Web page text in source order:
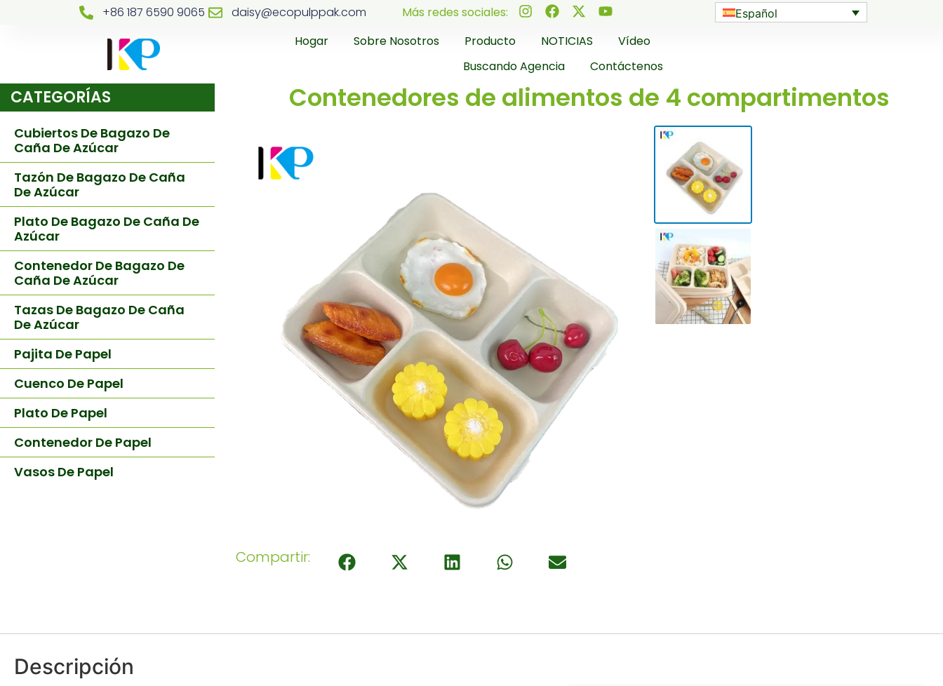
+86 187 6590 9065 daisy@ecopulppak.com Más redes sociales: Español
Hogar Sobre Nosotros Producto NOTICIAS
Vídeo
Buscando Agencia
Contáctenos
CATEGORÍAS
Cubiertos De Bagazo De
Caña De Azúcar
Tazón De Bagazo De Caña
De Azúcar
Plato De Bagazo De Caña De
Azúcar
Contenedor De Bagazo De
Caña De Azúcar
Tazas De Bagazo De Caña
De Azúcar
Pajita De Papel
Cuenco De Papel
Plato De Papel
Contenedor De Papel
Vasos De Papel
Contenedores de alimentos de 4 compartimentos
Compartir:
Descripción